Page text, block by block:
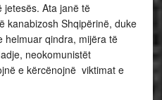
jetesës. Ata janë të
kanabizosh Shqipërinë, duke
helmuar qindra, mijëra të
neokomunistët
e kërcënojnë viktimat e